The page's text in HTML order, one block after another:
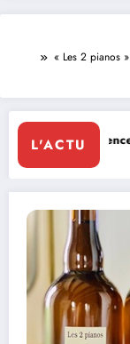
« Les 2 pianos
L'ACTU
et Lou-Anne